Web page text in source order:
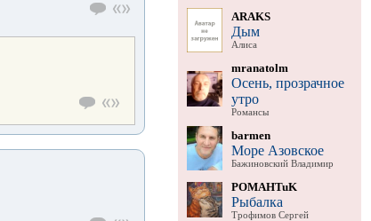
ARAKS
Дым
Алиса
mranatolm
Осень, прозрачное
утро
Романсы
barmen
Море Азовское
Бажиновский Владимир
POMAHTuK
Рыбалка
Трофимов Сергей